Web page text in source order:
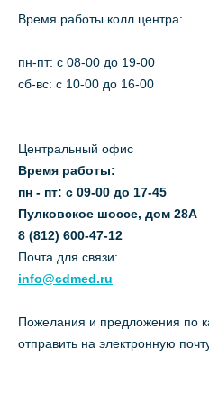
Время работы колл центра:
пн-пт: c 08-00 до 19-00
сб-вс: с 10-00 до 16-00
Центральный офис
Время работы:
пн - пт: с 09-00 до 17-45
Пулковское шоссе, дом 28А
8 (812) 600-47-12
Почта для связи:
info@cdmed.ru
Пожелания и предложения по
отправить на электронную